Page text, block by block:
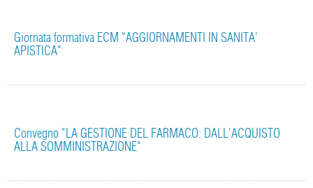
Giornata formativa ECM "AGGIORNAMENTI IN SANITA'
APISTICA"
Convegno "LA GESTIONE DEL FARMACO: DALL'ACQUISTO
ALLA SOMMINISTRAZIONE"